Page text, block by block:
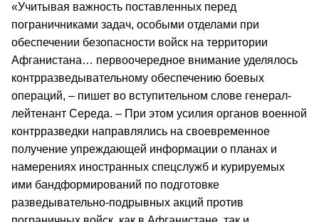
«Учитывая важность поставленных перед
пограничниками задач, особыми отделами при
обеспечении безопасности войск на территории
Афганистана… первоочередное внимание уделялось
контрразведывательному обеспечению боевых
операций, – пишет во вступительном слове генерал-
лейтенант Середа. – При этом усилия органов военной
контрразведки направлялись на своевременное
получение упреждающей информации о планах и
намерениях иностранных спецслужб и курируемых
ими бандформирований по подготовке
разведывательно-подрывных акций против